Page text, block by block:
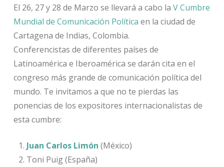
El 26, 27 y 28 de Marzo se llevará a cabo la V Cumbre
Mundial de Comunicación Política en la ciudad de
Cartagena de Indias, Colombia.
Conferencistas de diferentes países de
Latinoamérica e Iberoamérica se darán cita en el
congreso más grande de comunicación política del
mundo. Te invitamos a que no te pierdas las
ponencias de los expositores internacionalistas de
esta cumbre:
Juan Carlos Limón (México)
Toni Puig (España)